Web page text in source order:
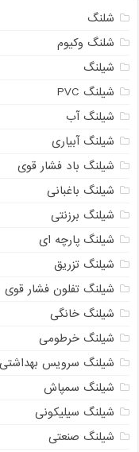
شلنگ
شلنگ وکیوم
شیلنگ
شیلنگ PVC
شیلنگ آب
شیلنگ آبیاری
شیلنگ باد فشار قوی
شیلنگ باغبانی
شیلنگ برزنتی
شیلنگ پارچه‌ ای
شیلنگ تزریق
شیلنگ تفلون فشار قوی
شیلنگ خانگی
شیلنگ خرطومی
شیلنگ سرویس بهداشتی
شیلنگ سمپاش
شیلنگ سیلیکونی
شیلنگ صنعتی